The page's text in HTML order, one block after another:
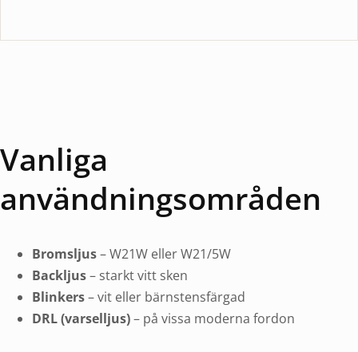
Vanliga
användningsområden
Bromsljus– W21W eller W21/5W
Backljus– starkt vitt sken
Blinkers– vit eller bärnstensfärgad
DRL (varselljus)– på vissa moderna fordon